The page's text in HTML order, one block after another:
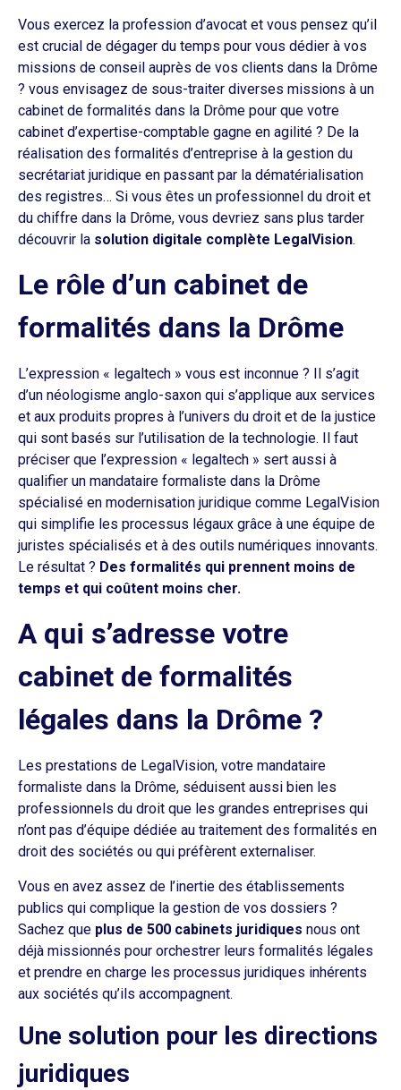
Vous exercez la profession d’avocat et vous pensez qu’il
est crucial de dégager du temps pour vous dédier à vos
missions de conseil auprès de vos clients dans la Drôme
? vous envisagez de sous-traiter diverses missions à un
cabinet de formalités dans la Drôme pour que votre
cabinet d’expertise-comptable gagne en agilité ? De la
réalisation des formalités d’entreprise à la gestion du
secrétariat juridique en passant par la dématérialisation
des registres… Si vous êtes un professionnel du droit et
du chiffre dans la Drôme, vous devriez sans plus tarder
découvrir la solution digitale complète LegalVision.
Le rôle d’un cabinet de
formalités dans la Drôme
L’expression « legaltech » vous est inconnue ? Il s’agit
d’un néologisme anglo-saxon qui s’applique aux services
et aux produits propres à l’univers du droit et de la justice
qui sont basés sur l’utilisation de la technologie. Il faut
préciser que l’expression « legaltech » sert aussi à
qualifier un mandataire formaliste dans la Drôme
spécialisé en modernisation juridique comme LegalVision
qui simplifie les processus légaux grâce à une équipe de
juristes spécialisés et à des outils numériques innovants.
Le résultat ? Des formalités qui prennent moins de
temps et qui coûtent moins cher.
A qui s’adresse votre
cabinet de formalités
légales dans la Drôme ?
Les prestations de LegalVision, votre mandataire
formaliste dans la Drôme, séduisent aussi bien les
professionnels du droit que les grandes entreprises qui
n’ont pas d’équipe dédiée au traitement des formalités en
droit des sociétés ou qui préfèrent externaliser.
Vous en avez assez de l’inertie des établissements
publics qui complique la gestion de vos dossiers ?
Sachez que plus de 500 cabinets juridiques nous ont
déjà missionnés pour orchestrer leurs formalités légales
et prendre en charge les processus juridiques inhérents
aux sociétés qu’ils accompagnent.
Une solution pour les directions
juridiques